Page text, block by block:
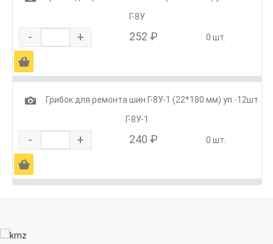
Г-8У
- + 252 ₽ 0 шт.
Ä
1
Грибок для ремонта шин Г-8У-1 (22*180 мм) уп.-12шт.
Г-8У-1
- + 240 ₽ 0 шт.
Ä